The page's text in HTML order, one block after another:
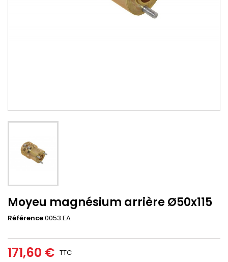
Moyeu magnésium arrière Ø50x115
Référence0053.EA
171,60 € TTC